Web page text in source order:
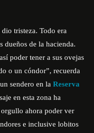
tristeza. Todo era
dueños de la hacienda.
poder tener a sus ovejas
o un cóndor”, recuerda
sendero en la Reserva
en esta zona ha
ahora poder ver
e inclusive lobitos